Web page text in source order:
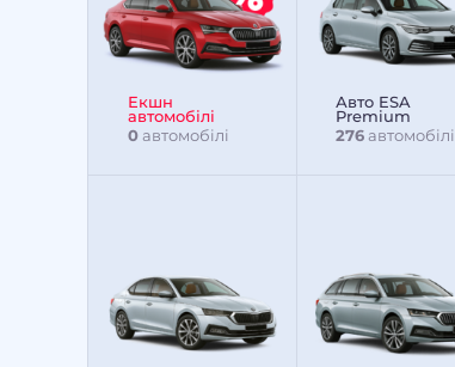
Екшн
автомобілі
0автомобілі
Авто ESA
Premium
276 автомобілі